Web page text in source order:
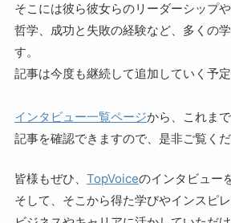
そこには彼ら彼女らのリーダーシップ
哲学、成功と失敗の経験など、多くの
す。
記事は今度も継続して追加していく予定
インタビュー一覧ページから、これま
記事を確認できますので、是非ご覧くだ
皆様もぜひ、 TopVoiceのインタビュー
そして、そこから得た学びやインスピ